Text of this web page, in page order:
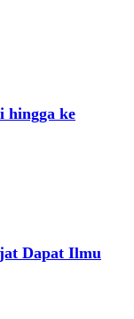
hingga ke
Dapat Ilmu